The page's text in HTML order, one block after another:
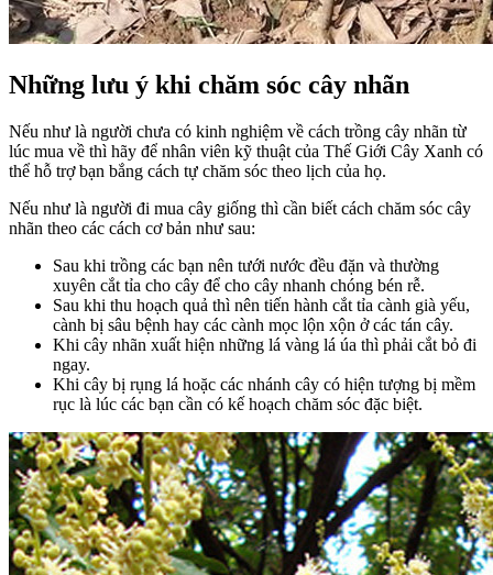
Những lưu ý khi chăm sóc cây nhãn
Nếu như là người chưa có kinh nghiệm về cách trồng cây nhãn từ
lúc mua về thì hãy để nhân viên kỹ thuật của Thế Giới Cây Xanh có
thể hỗ trợ bạn bắng cách tự chăm sóc theo lịch của họ.
Nếu như là người đi mua cây giống thì cần biết cách chăm sóc cây
nhãn theo các cách cơ bản như sau:
Sau khi trồng các bạn nên tưới nước đều đặn và thường
xuyên cắt tỉa cho cây để cho cây nhanh chóng bén rễ.
Sau khi thu hoạch quả thì nên tiến hành cắt tỉa cành già yếu,
cành bị sâu bệnh hay các cành mọc lộn xộn ở các tán cây.
Khi cây nhãn xuất hiện những lá vàng lá úa thì phải cắt bỏ đi
ngay.
Khi cây bị rụng lá hoặc các nhánh cây có hiện tượng bị mềm
rục là lúc các bạn cần có kế hoạch chăm sóc đặc biệt.